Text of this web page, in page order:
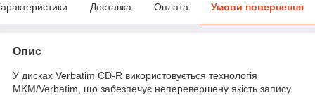
Доставка Оплата Умови повернення
Опис
У дисках Verbatim CD-R використовується технологія
MKM/Verbatim, що забезпечує неперевершену якість запису.